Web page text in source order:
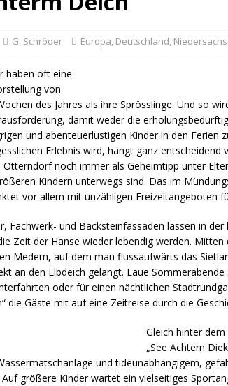
G. Schröder Europa, Deutschland,
haben oft eine
von
des Jahres als ihre Sprösslinge. Und so
damit weder die
und abenteuerlustigen Kinder in den Ferien
Erlebnis wird, hängt ganz entscheidend
Otterndorf noch immer als Geheimtipp unter
Kindern unterwegs sind. Das im
vor allem mit unzähligen Freizeitangeboten
Fachwerk- und Backsteinfassaden lassen in
Zeit der Hanse wieder lebendig werden.
Medem, auf dem man flussaufwärts das
an den Elbdeich gelangt. Laue
oder für einen nächtlichen
die Gäste mit auf eine Zeitreise durch die
Gleich hinter
„See Achtern
und tideunabhängigem,
Auf größere Kinder wartet ein vielseitiges